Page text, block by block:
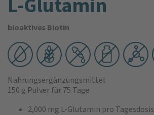
bioaktives Biotin
Nahrungsergänzungsmittel
150 g Pulverfür 75 Tage
2,000 mg L-Glutamin pro Tagesdosis